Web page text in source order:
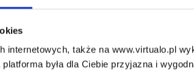
internetowych, także na www.virtualo.pl
była dla Ciebie przyjazna i